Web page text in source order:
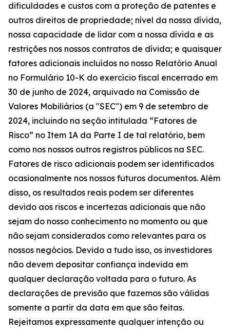
dificuldades e custos com a proteção de patentes e
outros direitos de propriedade; nível da nossa dívida,
nossa capacidade de lidar com a nossa dívida e as
restrições nos nossos contratos de dívida; e quaisquer
fatores adicionais incluídos no nosso Relatório Anual
no Formulário 10-K do exercício fiscal encerrado em
30 de junho de 2024, arquivado na Comissão de
Valores Mobiliários (a "SEC") em 9 de setembro de
2024, incluindo na seção intitulada “Fatores de
Risco” no Item 1A da Parte I de tal relatório, bem
como nos nossos outros registros públicos na SEC.
Fatores de risco adicionais podem ser identificados
ocasionalmente nos nossos futuros documentos. Além
disso, os resultados reais podem ser diferentes
devido aos riscos e incertezas adicionais que não
sejam do nosso conhecimento no momento ou que
não sejam considerados como relevantes para os
nossos negócios. Devido a tudo isso, os investidores
não devem depositar confiança indevida em
qualquer declaração voltada para o futuro. As
declarações de previsão que fazemos são válidas
somente a partir da data em que são feitas.
Rejeitamos expressamente qualquer intenção ou